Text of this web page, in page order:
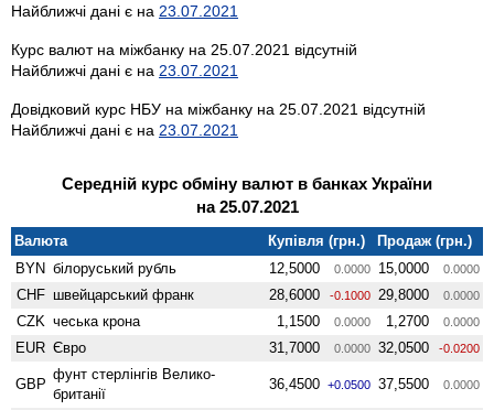
Найближчі дані є на 23.07.2021
Курс валют на міжбанку на 25.07.2021 відсутній
Найближчі дані є на 23.07.2021
Довідковий курс НБУ на міжбанку на 25.07.2021 відсутній
Найближчі дані є на 23.07.2021
Середній курс обміну валют в банках України
на 25.07.2021
Валюта Купівля (грн.)
Продаж (грн.)
BYN білоруський рубль 12,5000 0.0000 15,0000 0.0000
CHF швейцарський франк 28,6000 -0.1000 29,8000 0.0000
CZK чеська крона 1,1500 0.0000 1,2700 0.0000
EUR Євро 31,7000 0.0000 32,0500 -0.0200
GBP
фунт стерлінгів Велико­
британії
36,4500 +0.0500 37,5500 0.0000